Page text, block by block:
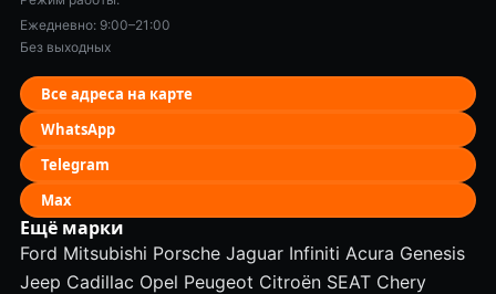
Ежедневно: 9:00–21:00
Без выходных
Все адреса на карте
WhatsApp
Telegram
Max
Ещё марки
Ford Mitsubishi Porsche Jaguar Infiniti Acura Genesis
Jeep Cadillac Opel Peugeot Citroën SEAT Chery